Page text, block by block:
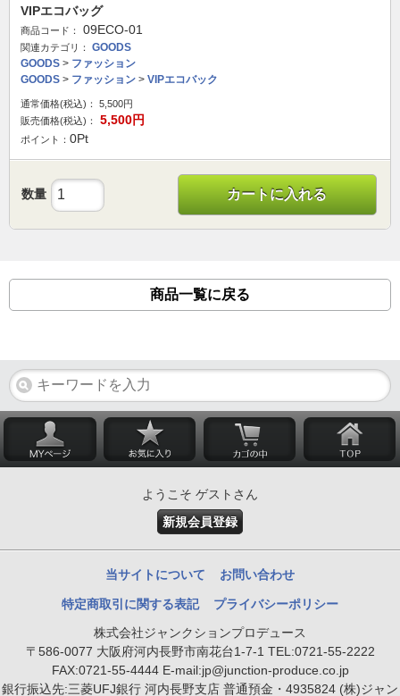
VIPエコバッグ
商品コード： 09ECO-01
関連カテゴリ：
GOODS
GOODS > ファッション
GOODS > ファッション > VIPエコバック
通常価格(税込)： 5,500円
販売価格(税込)：
5,500円
ポイント： 0Pt
数量 カートに入れる
商品一覧に戻る
ようこそ ゲストさん
新規会員登録
当サイトについて お問い合わせ
特定商取引に関する表記
プライバシーポリシー
株式会社ジャンクションプロデュース
〒586-0077 大阪府河内長野市南花台1-7-1 TEL:0721-55-2222
FAX:0721-55-4444 E-mail:jp@junction-produce.co.jp
銀行振込先:三菱UFJ銀行 河内長野支店 普通預金・4935824 (株)ジャン